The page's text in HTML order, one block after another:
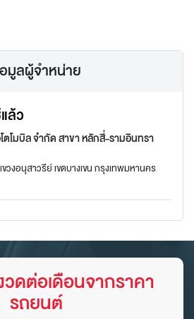
มูลผู้จำหน่าย
ล้ว
โมบิล จำกัด สาขา หลักสี่-รามอินทรา
งอนุสาวรีย์ เขตบางเขน กรุงเทพมหานคร
ดต่อเดือนจากราคา
รถยนต์